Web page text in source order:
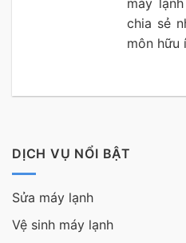
máy
chia sẻ
môn hữu
DỊCH VỤ NỔI BẬT
Sửa máy lạnh
Vệ sinh máy lạnh